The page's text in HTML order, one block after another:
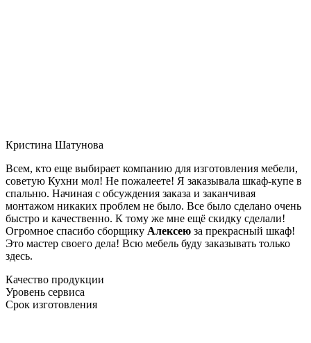
Кристина Шатунова
Всем, кто еще выбирает компанию для изготовления мебели,
советую Кухни мол! Не пожалеете! Я заказывала шкаф-купе в
спальню. Начиная с обсуждения заказа и заканчивая
монтажом никаких проблем не было. Все было сделано очень
быстро и качественно. К тому же мне ещё скидку сделали!
Огромное спасибо сборщику Алексею за прекрасный шкаф!
Это мастер своего дела! Всю мебель буду заказывать только
здесь.
Качество продукции
Уровень сервиса
Срок изготовления